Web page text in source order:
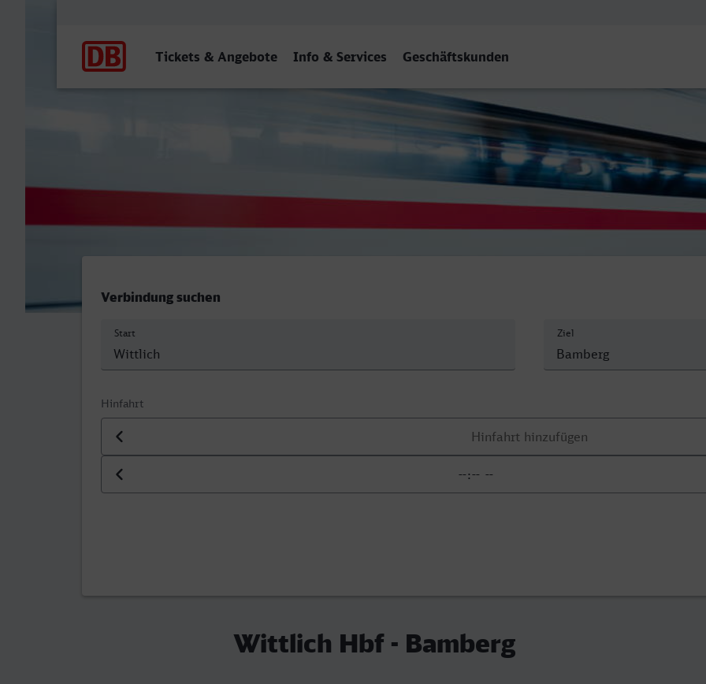
Tickets & Angebote Info & Services Geschäftskunden
Verbindung suchen
Start Ziel
Hinfahrt
Datum der Hinfahrt
Uhrzeit der Hinfahrt
Wittlich Hbf - Bamberg